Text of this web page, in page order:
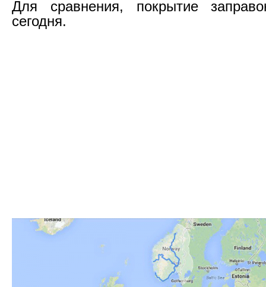
Для сравнения, покрытие
сегодня.